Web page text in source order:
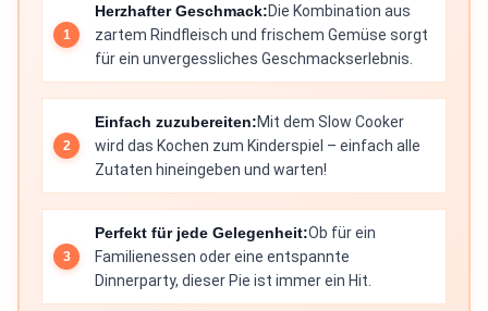
Herzhafter Geschmack:Die Kombination aus
zartem Rindfleisch und frischem Gemüse sorgt
für ein unvergessliches Geschmackserlebnis.
Einfach zuzubereiten:Mit dem Slow Cooker
wird das Kochen zum Kinderspiel – einfach alle
Zutaten hineingeben und warten!
Perfekt für jede Gelegenheit:Ob für ein
Familienessen oder eine entspannte
Dinnerparty, dieser Pie ist immer ein Hit.